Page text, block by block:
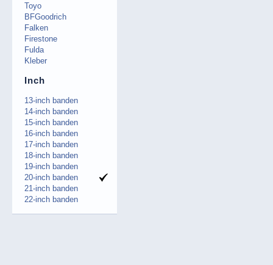
Toyo
BFGoodrich
Falken
Firestone
Fulda
Kleber
Inch
13-inch banden
14-inch banden
15-inch banden
16-inch banden
17-inch banden
18-inch banden
19-inch banden
20-inch banden
21-inch banden
22-inch banden